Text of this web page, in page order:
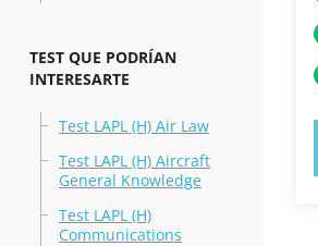
TEST QUE PODRÍAN
INTERESARTE
Test LAPL (H) Air Law
Test LAPL (H) Aircraft
General Knowledge
Test LAPL (H)
Communications